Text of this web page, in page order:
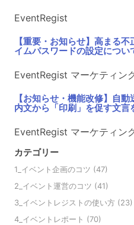
EventRegist
【重要・お知らせ】高まる
イムパスワードの設定につい
EventRegist マーケティン
【お知らせ・機能改修】自
内文から「印刷」を促す文言
EventRegist マーケティン
カテゴリー
1_イベント企画のコツ (47)
2_イベント運営のコツ (41)
3_イベントレジストの使い方 (23)
4_イベントレポート (70)